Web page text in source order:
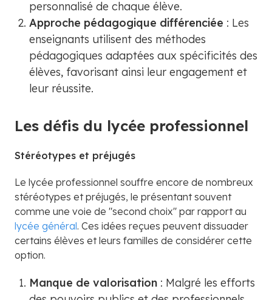
personnalisé de chaque élève.
Approche pédagogique différenciée : Les
enseignants utilisent des méthodes
pédagogiques adaptées aux spécificités des
élèves, favorisant ainsi leur engagement et
leur réussite.
Les défis du lycée professionnel
Stéréotypes et préjugés
Le lycée professionnel souffre encore de nombreux
stéréotypes et préjugés, le présentant souvent
comme une voie de "second choix" par rapport au
lycée général. Ces idées reçues peuvent dissuader
certains élèves et leurs familles de considérer cette
option.
Manque de valorisation : Malgré les efforts